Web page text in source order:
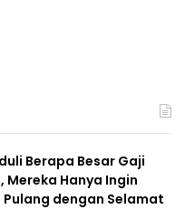
Berapa Besar Gaji
Mereka Hanya Ingin
Pulang dengan Selamat